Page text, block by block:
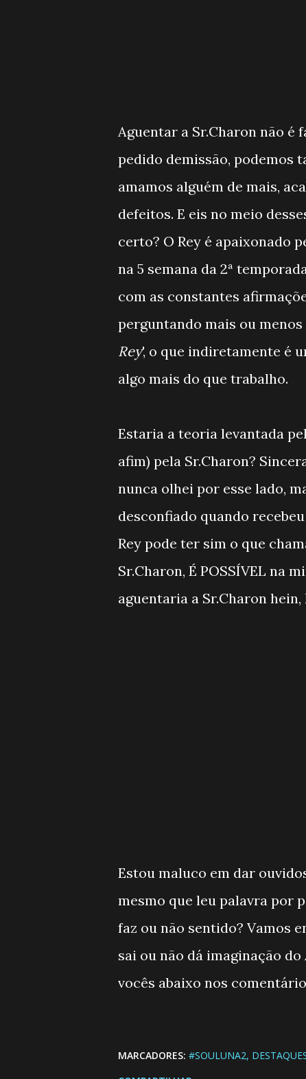
Aguentar a Sr.Charon não é
pedido demissão, podemos
amamos alguém de mais,
defeitos. E eis no meio
certo? O Rey é apaixonado
na 5 semana da 2ª
com as constantes
perguntando mais ou menos
Rey', o que indiretamente é
algo mais do que trabalho.
Estaria a teoria levantada
afim) pela Sr.Charon?
nunca olhei por esse lado,
desconfiado quando
Rey pode ter sim o que
Sr.Charon, É POSSÍVEL na
aguentaria a Sr.Charon
Estou maluco em dar
mesmo que leu palavra por
faz ou não sentido? Vamos
sai ou não dá imaginação
vocês abaixo nos
MARCADORES: #SOULUNA2